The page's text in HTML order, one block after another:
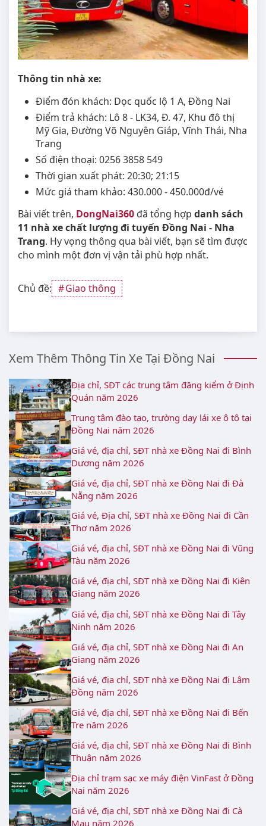
Thông tin nhà xe:
Điểm đón khách: Dọc quốc lộ 1 A, Đồng Nai
Điểm trả khách: Lô 8 - LK34, Đ. 47, Khu đô thị
Mỹ Gia, Đường Võ Nguyên Giáp, Vĩnh Thái, Nha
Trang
Số điện thoại: 0256 3858 549
Thời gian xuất phát: 20:30; 21:15
Mức giá tham khảo: 430.000 - 450.000đ/vé
Bài viết trên, DongNai360 đã tổng hợp danh sách
11 nhà xe chất lượng đi tuyến Đồng Nai - Nha
Trang. Hy vọng thông qua bài viết, bạn sẽ tìm được
cho mình một đơn vị vận tải phù hợp nhất.
Chủ đề: Giao thông
Xem Thêm Thông Tin Xe Tại Đồng Nai
Địa chỉ, SĐT các trung tâm đăng kiểm ở Định
Quán năm 2026
Trung tâm đào tạo, trường dạy lái xe ô tô tại
Đồng Nai năm 2026
Giá vé, địa chỉ, SĐT nhà xe Đồng Nai đi Bình
Dương năm 2026
Giá vé, địa chỉ, SĐT nhà xe Đồng Nai đi Đà
Nẵng năm 2026
Giá vé, Địa chỉ, SĐT nhà xe Đồng Nai đi Cần
Thơ năm 2026
Giá vé, địa chỉ, SĐT nhà xe Đồng Nai đi Vũng
Tàu năm 2026
Giá vé, địa chỉ, SĐT nhà xe Đồng Nai đi Kiên
Giang năm 2026
Giá vé, địa chỉ, SĐT nhà xe Đồng Nai đi Tây
Ninh năm 2026
Giá vé, địa chỉ, SĐT nhà xe Đồng Nai đi An
Giang năm 2026
Giá vé, địa chỉ, SĐT nhà xe Đồng Nai đi Lâm
Đồng năm 2026
Giá vé, địa chỉ, SĐT nhà xe Đồng Nai đi Bến
Tre năm 2026
Giá vé, địa chỉ, SĐT nhà xe Đồng Nai đi Bình
Thuận năm 2026
Địa chỉ trạm sạc xe máy điện VinFast ở Đồng
Nai năm 2026
Giá vé, địa chỉ, SĐT nhà xe Đồng Nai đi Cà
Mau năm 2026